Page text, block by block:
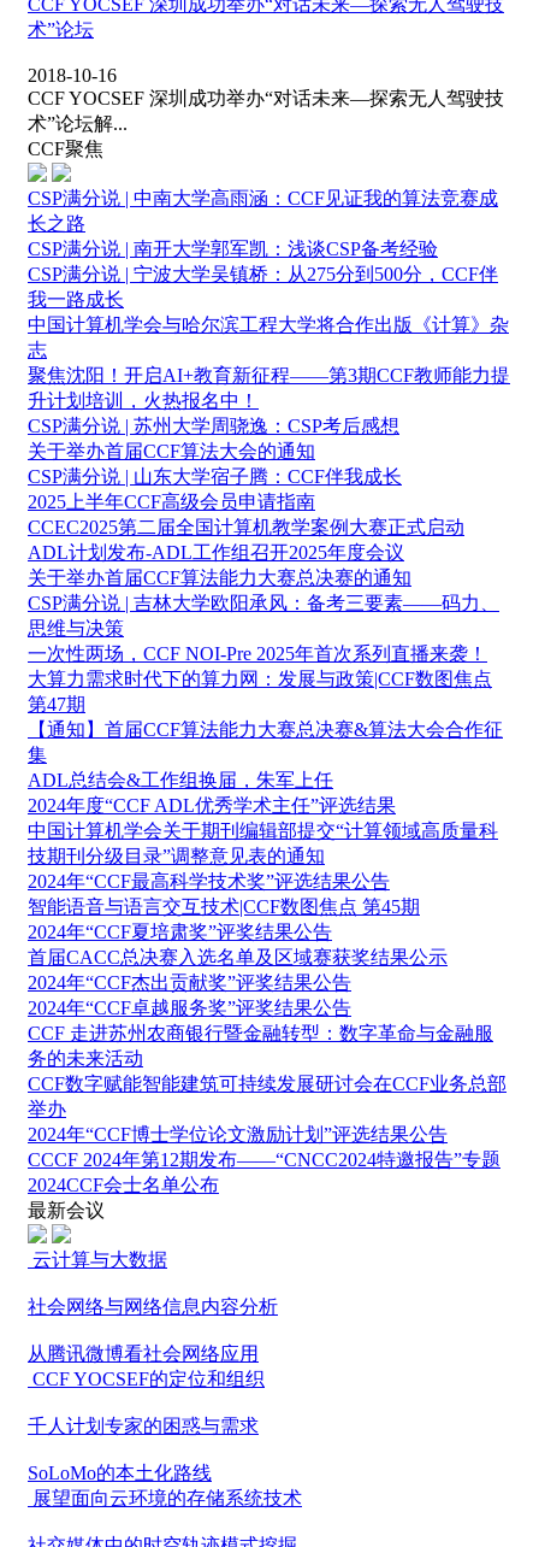
CCF YOCSEF 深圳成功举办“对话未来—探索无人驾驶技
术”论坛
2018-10-16
CCF YOCSEF 深圳成功举办“对话未来—探索无人驾驶技
术”论坛解...
CCF聚焦
CSP满分说 | 中南大学高雨涵：CCF见证我的算法竞赛成
长之路
CSP满分说 | 南开大学郭军凯：浅谈CSP备考经验
CSP满分说 | 宁波大学吴镇桥：从275分到500分，CCF伴
我一路成长
中国计算机学会与哈尔滨工程大学将合作出版《计算》杂
志
聚焦沈阳！开启AI+教育新征程——第3期CCF教师能力提
升计划培训，火热报名中！
CSP满分说 | 苏州大学周骁逸：CSP考后感想
关于举办首届CCF算法大会的通知
CSP满分说 | 山东大学宿子腾：CCF伴我成长
2025上半年CCF高级会员申请指南
CCEC2025第二届全国计算机教学案例大赛正式启动
ADL计划发布-ADL工作组召开2025年度会议
关于举办首届CCF算法能力大赛总决赛的通知
CSP满分说 | 吉林大学欧阳承风：备考三要素——码力、
思维与决策
一次性两场，CCF NOI-Pre 2025年首次系列直播来袭！
大算力需求时代下的算力网：发展与政策|CCF数图焦点
第47期
【通知】首届CCF算法能力大赛总决赛&算法大会合作征
集
ADL总结会&工作组换届，朱军上任
2024年度“CCF ADL优秀学术主任”评选结果
中国计算机学会关于期刊编辑部提交“计算领域高质量科
技期刊分级目录”调整意见表的通知
2024年“CCF最高科学技术奖”评选结果公告
智能语音与语言交互技术|CCF数图焦点 第45期
2024年“CCF夏培肃奖”评奖结果公告
首届CACC总决赛入选名单及区域赛获奖结果公示
2024年“CCF杰出贡献奖”评奖结果公告
2024年“CCF卓越服务奖”评奖结果公告
CCF 走进苏州农商银行暨金融转型：数字革命与金融服
务的未来活动
CCF数字赋能智能建筑可持续发展研讨会在CCF业务总部
举办
2024年“CCF博士学位论文激励计划”评选结果公告
CCCF 2024年第12期发布——“CNCC2024特邀报告”专题
2024CCF会士名单公布
最新会议
云计算与大数据
社会网络与网络信息内容分析
从腾讯微博看社会网络应用
CCF YOCSEF的定位和组织
千人计划专家的困惑与需求
SoLoMo的本土化路线
展望面向云环境的存储系统技术